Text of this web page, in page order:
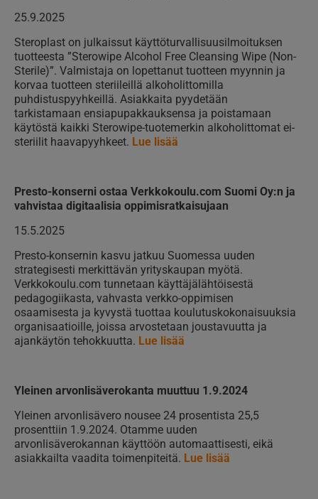
25.9.2025
Steroplast on julkaissut käyttöturvallisuusilmoituksen
tuotteesta ”Sterowipe Alcohol Free Cleansing Wipe (Non-
Sterile)”. Valmistaja on lopettanut tuotteen myynnin ja
korvaa tuotteen steriileillä alkoholittomilla
puhdistuspyyhkeillä. Asiakkaita pyydetään
tarkistamaan ensiapupakkauksensa ja poistamaan
käytöstä kaikki Sterowipe-tuotemerkin alkoholittomat ei-
steriilit haavapyyhkeet. Lue lisää
Presto-konserni ostaa Verkkokoulu.com Suomi Oy:n ja
vahvistaa digitaalisia oppimisratkaisujaan
15.5.2025
Presto-konsernin kasvu jatkuu Suomessa uuden
strategisesti merkittävän yrityskaupan myötä.
Verkkokoulu.com tunnetaan käyttäjälähtöisestä
pedagogiikasta, vahvasta verkko-oppimisen
osaamisesta ja kyvystä tuottaa koulutuskokonaisuuksia
organisaatioille, joissa arvostetaan joustavuutta ja
ajankäytön tehokkuutta. Lue lisää
Yleinen arvonlisäverokanta muuttuu 1.9.2024
Yleinen arvonlisävero nousee 24 prosentista 25,5
prosenttiin 1.9.2024. Otamme uuden
arvonlisäverokannan käyttöön automaattisesti, eikä
asiakkailta vaadita toimenpiteitä. Lue lisää